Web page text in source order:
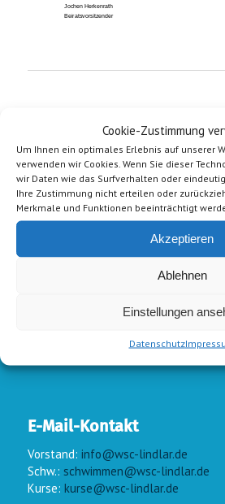
Cookie-Zustimmung
Um Ihnen ein optimales Erlebnis auf unserer
verwenden wir Cookies. Wenn Sie dieser
wir Daten wie das Surfverhalten oder
Ihre Zustimmung nicht erteilen oder
Merkmale und Funktionen beeinträchtigt
Akzeptieren
Ablehnen
Einstellungen
Datenschutz
Jochen Herkenrath
Beiratsvorsitzender
E-Mail-Kontakt
Vorstand: info@wsc-lindlar.de
Schw.: schwimmen@wsc-lindlar.de
Kurse: kurse@wsc-lindlar.de